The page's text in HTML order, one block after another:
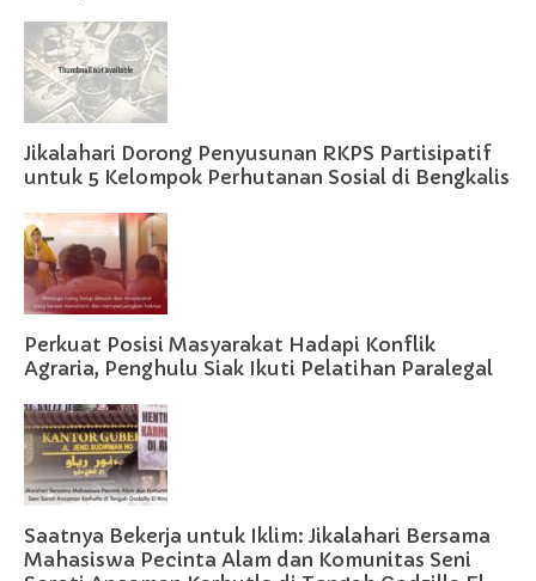
Jikalahari Dorong Penyusunan RKPS Partisipatif
untuk 5 Kelompok Perhutanan Sosial di Bengkalis
Perkuat Posisi Masyarakat Hadapi Konflik
Agraria, Penghulu Siak Ikuti Pelatihan Paralegal
Saatnya Bekerja untuk Iklim: Jikalahari Bersama
Mahasiswa Pecinta Alam dan Komunitas Seni